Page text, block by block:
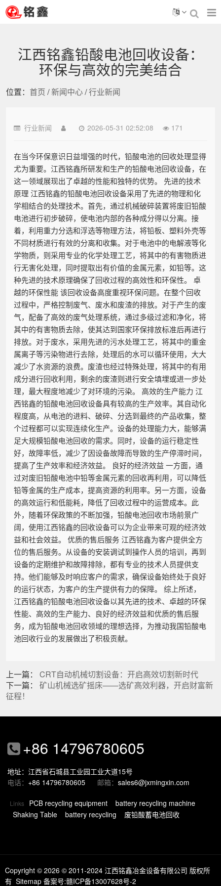
江西铭鑫铅酸电池回收设备：
环保与高效的完美结合
位置： 首页 /新闻中心/行业新闻
行业新闻 2026-05-31 02:52:08 171
在当今环保意识日益增强的时代，铅酸电池的回收处理显得
尤为重要。江西铭鑫所研发和生产的铅酸电池回收设备，在
这一领域展现出了卓越的性能和独特的优势。 先进的技术
原理 江西铭鑫的铅酸电池回收设备采用了先进的物理和化
学相结合的处理技术。首先，通过机械破碎装置将废旧铅酸
电池进行初步破碎，使电池内部的各种成分得以分离。接
着，利用重力分选和浮选等物理方法，将铅板、塑料外壳等
不同材质进行有效的分离和收集。对于电池中的电解液等化
学物质，则采用专业的化学处理工艺，将其中的有害物质进
行无害化处理，同时提取出有价值的金属元素，如铅等。这
种先进的技术原理确保了回收过程的高效性和环保性。 卓
越的环保性能 该回收设备高度重视环保问题。在整个回收
过程中，严格控制废气、废水和废渣的排放。对于产生的废
气，配备了高效的废气处理系统，通过多级过滤和净化，将
其中的有害物质去除，使其达到国家环保排放标准后再进行
排放。对于废水，采用先进的污水处理工艺，将其中的重金
属离子等污染物进行去除，处理后的水可以循环使用，大大
减少了水资源的浪费。废渣也经过特殊处理，将其中的有用
成分进行回收利用，剩余的废渣则进行安全填埋或进一步处
理，最大程度地减少了对环境的污染。 高效的生产能力 江
西铭鑫的铅酸电池回收设备具有较高的生产效率。其自动化
程度高，从电池的进料、破碎、分选到最终的产品收集，整
个过程都可以实现连续化生产。设备的处理能力大，能够满
足大规模铅酸电池回收的需求。同时，设备的运行稳定性
好，故障率低，减少了因设备故障而导致的生产停滞时间，
提高了生产效率和经济效益。 良好的经济效益 一方面，通
过对废旧铅酸电池中铅等金属元素的回收再利用，可以降低
铅等金属的生产成本，提高资源的利用率。另一方面，设备
的高效运行和低能耗，降低了回收过程中的运营成本。此
外，随着环保政策的不断加强，铅酸电池回收市场前景广
阔，使用江西铭鑫的回收设备可以为企业带来可观的经济效
益和社会效益。 优质的售后服务 江西铭鑫为客户提供全方
位的售后服务。从设备的安装调试到操作人员的培训，再到
设备的定期维护和故障排除，都有专业的技术人员提供支
持。他们能够及时响应客户的需求，确保设备始终处于良好
的运行状态，为客户的生产提供有力的保障。 综上所述，
江西铭鑫的铅酸电池回收设备以其先进的技术、卓越的环保
性能、高效的生产能力、良好的经济效益和优质的售后服
务，成为铅酸电池回收领域的理想选择，为推动我国铅酸电
池回收行业的发展做出了积极贡献。
上一篇： CRT自动机械切割设备：开启高效切割新时代
下一篇： 矿山机械选矿摇床——选矿高效利器，开启财富新
征程！
+86 14796780605
地址：江西省石城县工业园工业大道15号
电话： +86 14796780605 邮箱： sales6@jxmingxin.com
Links PCB recycling equipment
battery recycling machine
Shaking Table
battery recycling 废铅酸蓄电池回收
Copyright © 2026 © 2011-2024 江西铭鑫冶金设备有限公司 版权所
有 Sitemap 备案号:赣ICP备13007628号-2